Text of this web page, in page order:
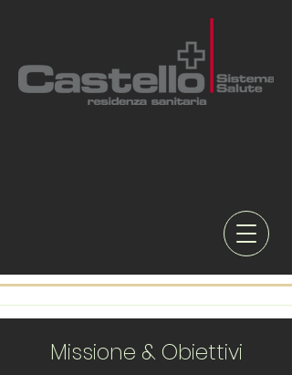
Missione & Obiettivi